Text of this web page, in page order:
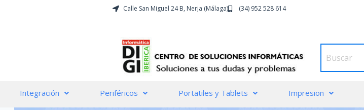
Calle San Miguel 24 B, Nerja (Málaga) (34) 952 528 614
Integración Periféricos Portatiles y Tablets Impresion